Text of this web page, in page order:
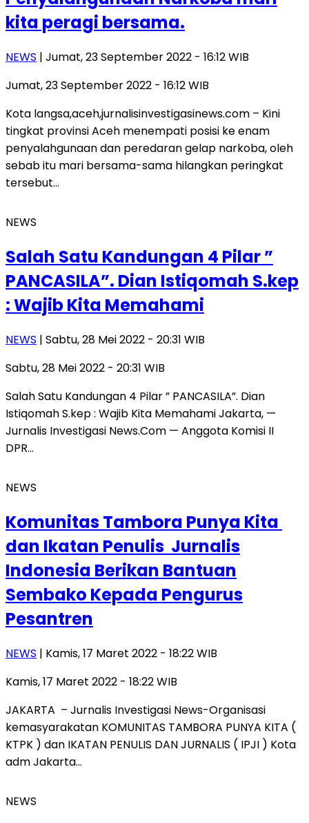
kita peragi bersama.
NEWS | Jumat, 23 September 2022 - 16:12 WIB
Jumat, 23 September 2022 - 16:12 WIB
Kota langsa,aceh,jurnalisinvestigasinews.com – Kini
tingkat provinsi Aceh menempati posisi ke enam
penyalahgunaan dan peredaran gelap narkoba, oleh
sebab itu mari bersama-sama hilangkan peringkat
tersebut…
NEWS
Salah Satu Kandungan 4 Pilar ”
PANCASILA”. Dian Istiqomah S.kep
: Wajib Kita Memahami
NEWS | Sabtu, 28 Mei 2022 - 20:31 WIB
Sabtu, 28 Mei 2022 - 20:31 WIB
Salah Satu Kandungan 4 Pilar ” PANCASILA”. Dian
Istiqomah S.kep : Wajib Kita Memahami Jakarta, —
Jurnalis Investigasi News.Com — Anggota Komisi II
DPR…
NEWS
Komunitas Tambora Punya Kita
dan Ikatan Penulis Jurnalis
Indonesia Berikan Bantuan
Sembako Kepada Pengurus
Pesantren
NEWS | Kamis, 17 Maret 2022 - 18:22 WIB
Kamis, 17 Maret 2022 - 18:22 WIB
JAKARTA – Jurnalis Investigasi News-Organisasi
kemasyarakatan KOMUNITAS TAMBORA PUNYA KITA (
KTPK ) dan IKATAN PENULIS DAN JURNALIS ( IPJI ) Kota
adm Jakarta…
NEWS